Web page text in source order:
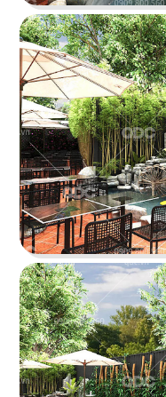
Thiết kế theo
gian mang